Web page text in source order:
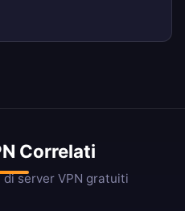
Correlati
server VPN gratuiti